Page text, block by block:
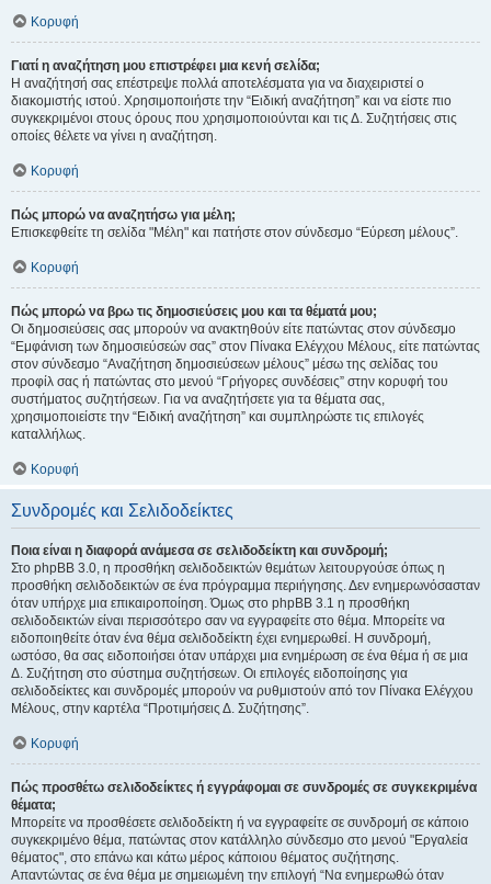
Κορυφή
Γιατί η αναζήτηση μου επιστρέφει μια κενή σελίδα;
Η αναζήτησή σας επέστρεψε πολλά αποτελέσματα για να διαχειριστεί ο
διακομιστής ιστού. Χρησιμοποιήστε την “Ειδική αναζήτηση” και να είστε πιο
συγκεκριμένοι στους όρους που χρησιμοποιούνται και τις Δ. Συζητήσεις στις
οποίες θέλετε να γίνει η αναζήτηση.
Κορυφή
Πώς μπορώ να αναζητήσω για μέλη;
Επισκεφθείτε τη σελίδα "Μέλη" και πατήστε στον σύνδεσμο “Εύρεση μέλους”.
Κορυφή
Πώς μπορώ να βρω τις δημοσιεύσεις μου και τα θέματά μου;
Οι δημοσιεύσεις σας μπορούν να ανακτηθούν είτε πατώντας στον σύνδεσμο
“Εμφάνιση των δημοσιεύσεών σας” στον Πίνακα Ελέγχου Μέλους, είτε πατώντας
στον σύνδεσμο “Αναζήτηση δημοσιεύσεων μέλους” μέσω της σελίδας του
προφίλ σας ή πατώντας στο μενού “Γρήγορες συνδέσεις” στην κορυφή του
συστήματος συζητήσεων. Για να αναζητήσετε για τα θέματα σας,
χρησιμοποιείστε την “Ειδική αναζήτηση” και συμπληρώστε τις επιλογές
καταλλήλως.
Κορυφή
Συνδρομές και Σελιδοδείκτες
Ποια είναι η διαφορά ανάμεσα σε σελιδοδείκτη και συνδρομή;
Στο phpBB 3.0, η προσθήκη σελιδοδεικτών θεμάτων λειτουργούσε όπως η
προσθήκη σελιδοδεικτών σε ένα πρόγραμμα περιήγησης. Δεν ενημερωνόσασταν
όταν υπήρχε μια επικαιροποίηση. Όμως στο phpBB 3.1 η προσθήκη
σελιδοδεικτών είναι περισσότερο σαν να εγγραφείτε στο θέμα. Μπορείτε να
ειδοποιηθείτε όταν ένα θέμα σελιδοδείκτη έχει ενημερωθεί. Η συνδρομή,
ωστόσο, θα σας ειδοποιήσει όταν υπάρχει μια ενημέρωση σε ένα θέμα ή σε μια
Δ. Συζήτηση στο σύστημα συζητήσεων. Οι επιλογές ειδοποίησης για
σελιδοδείκτες και συνδρομές μπορούν να ρυθμιστούν από τον Πίνακα Ελέγχου
Μέλους, στην καρτέλα “Προτιμήσεις Δ. Συζήτησης”.
Κορυφή
Πώς προσθέτω σελιδοδείκτες ή εγγράφομαι σε συνδρομές σε συγκεκριμένα
θέματα;
Μπορείτε να προσθέσετε σελιδοδείκτη ή να εγγραφείτε σε συνδρομή σε κάποιο
συγκεκριμένο θέμα, πατώντας στον κατάλληλο σύνδεσμο στο μενού "Εργαλεία
θέματος", στο επάνω και κάτω μέρος κάποιου θέματος συζήτησης.
Απαντώντας σε ένα θέμα με σημειωμένη την επιλογή “Να ενημερωθώ όταν